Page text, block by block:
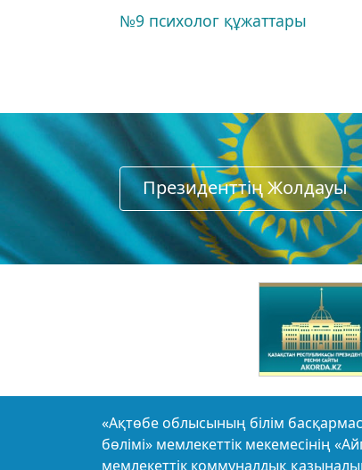
№9 психолог құжаттары
Президенттің Жолдауы
«Ақтөбе облысының білім
бөлімі» мемлекеттік мекемесінің
мемлекеттік коммуналдық